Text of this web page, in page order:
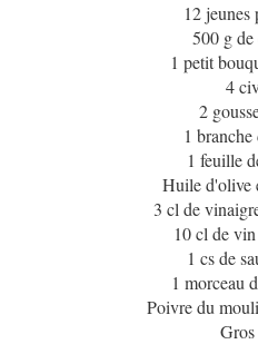
12 jeunes
500 g de
1 petit
4
2
1
1 feuille
Huile d'olive
3 cl de
10 cl de
1 cs de
1 morceau
Poivre du
Gros